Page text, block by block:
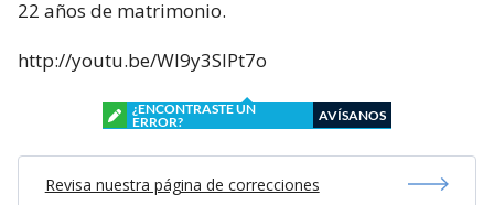
22 años de matrimonio.
http://youtu.be/Wl9y3SIPt7o
¿ENCONTRASTE UN
ERROR?
AVÍSANOS
Revisa nuestra página de correcciones